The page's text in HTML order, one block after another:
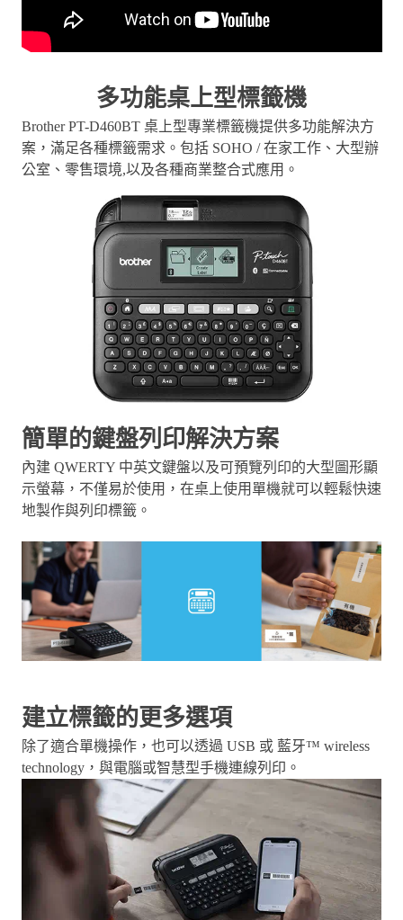
多功能桌上型標籤機
Brother PT-D460BT 桌上型專業標籤機提供多功能解決方
案，滿足各種標籤需求。包括 SOHO / 在家工作、大型辦
公室、零售環境,以及各種商業整合式應用。
簡單的鍵盤列印解決方案
內建 QWERTY 中英文鍵盤以及可預覽列印的大型圖形顯
示螢幕，不僅易於使用，在桌上使用單機就可以輕鬆快速
地製作與列印標籤。
建立標籤的更多選項
除了適合單機操作，也可以透過 USB 或 藍牙™ wireless
technology，與電腦或智慧型手機連線列印。